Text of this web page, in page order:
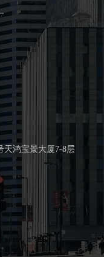
天鸿宝景大厦7-8层
转型案例